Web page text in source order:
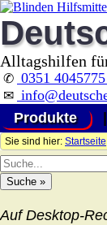
Alltagshilfen
✆ 0351 4045775
✉
Produkte
Sie sind hier: Startseite
Auf Desktop-